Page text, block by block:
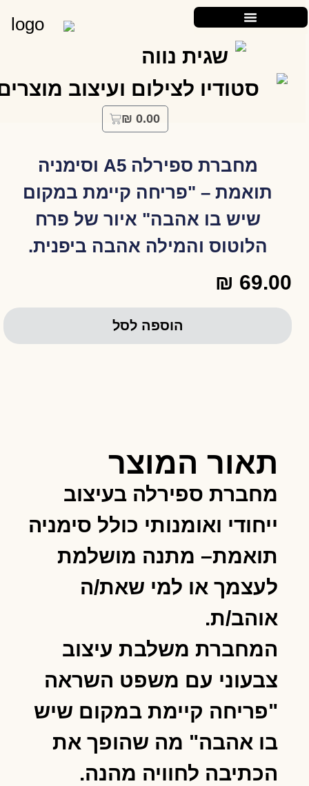
₪ 0.00
מחברת ספירלה A5 וסימניה
תואמת – "פריחה קיימת במקום
שיש בו אהבה" איור של פרח
הלוטוס והמילה אהבה ביפנית.
תאור המוצר
מחברת ספירלה בעיצוב
ייחודי ואומנותי כולל סימניה
תואמת– מתנה מושלמת
לעצמך או למי שאת/ה
אוהב/ת.
המחברת משלבת עיצוב
צבעוני עם משפט השראה
"פריחה קיימת במקום שיש
בו אהבה" מה שהופך את
הכתיבה לחוויה מהנה.
₪ 69.00
הוספה לסל